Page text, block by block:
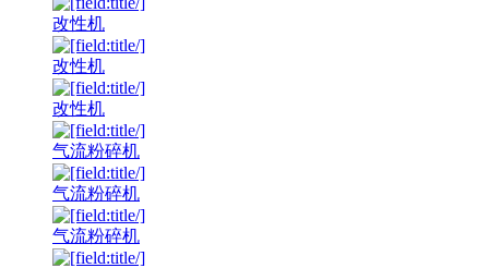
改性机
改性机
改性机
气流粉碎机
气流粉碎机
气流粉碎机